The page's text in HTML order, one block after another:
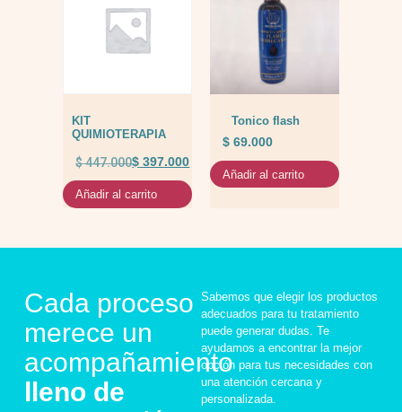
KIT
QUIMIOTERAPIA
$447.000$ 397.000
Añadir al carrito
Tonico flash
$ 69.000
Añadir al carrito
Cada proceso
merece un
acompañamiento
lleno de
Sabemos que elegir los productos
adecuados para tu tratamiento
puede generar dudas. Te
ayudamos a encontrar la mejor
opción para tus necesidades con
una atención cercana y
personalizada.